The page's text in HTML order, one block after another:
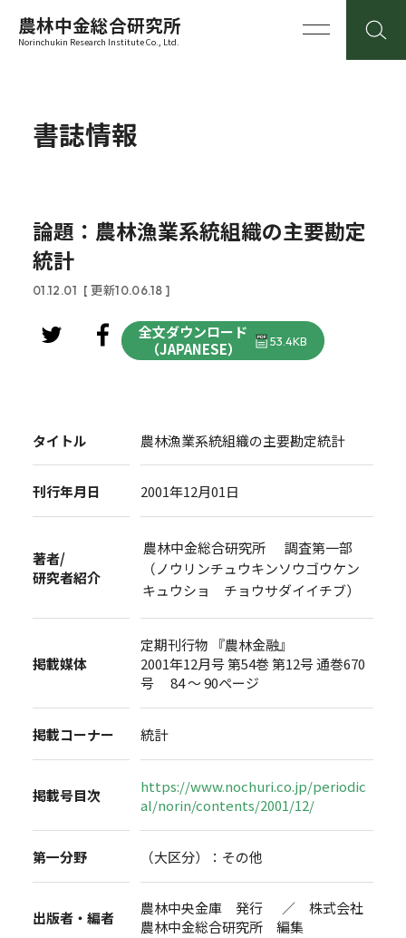
農林中金総合研究所
Norinchukin Research Institute Co., Ltd.
書誌情報
論題：農林漁業系統組織の主要勘定
統計
01.12.01 [ 更新10.06.18 ]
全文ダウンロード
（JAPANESE）
53.4KB
タイトル 農林漁業系統組織の主要勘定統計
刊行年月日 2001年12月01日
著者/
研究者紹介
農林中金総合研究所 調査第一部
（ノウリンチュウキンソウゴウケン
キュウショ チョウサダイイチブ）
掲載媒体
定期刊行物 『農林金融』
2001年12月号 第54巻 第12号 通巻670
号 84 ～ 90ページ
掲載コーナー 統計
掲載号目次
https://www.nochuri.co.jp/periodic
al/norin/contents/2001/12/
第一分野 （大区分）：その他
出版者・編者
農林中央金庫 発行 ／ 株式会社
農林中金総合研究所 編集